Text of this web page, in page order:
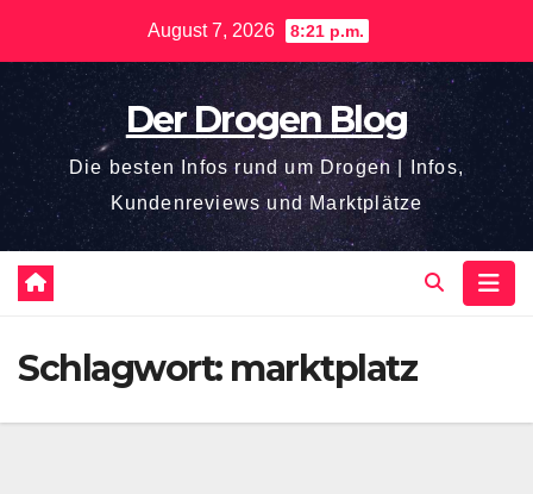
springen
August 7, 2026 8:21 p.m.
Der Drogen Blog
Die besten Infos rund um Drogen | Infos,
Kundenreviews und Marktplätze
Schlagwort: marktplatz